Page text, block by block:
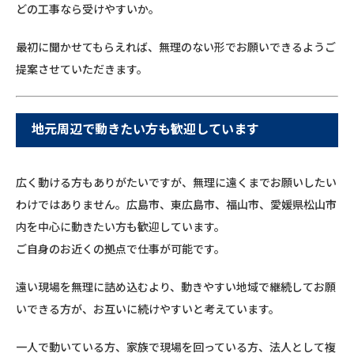
どの工事なら受けやすいか。
最初に聞かせてもらえれば、無理のない形でお願いできるようご
提案させていただきます。
地元周辺で動きたい方も歓迎しています
広く動ける方もありがたいですが、無理に遠くまでお願いしたい
わけではありません。広島市、東広島市、福山市、愛媛県松山市
内を中心に動きたい方も歓迎しています。
ご自身のお近くの拠点で仕事が可能です。
遠い現場を無理に詰め込むより、動きやすい地域で継続してお願
いできる方が、お互いに続けやすいと考えています。
一人で動いている方、家族で現場を回っている方、法人として複